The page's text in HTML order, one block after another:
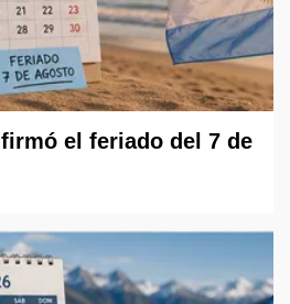
el feriado del 7 de